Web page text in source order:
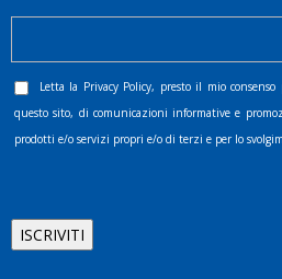
Letta la Privacy Policy, presto il mio
questo sito, di comunicazioni informative e
prodotti e/o servizi propri e/o di terzi e per lo